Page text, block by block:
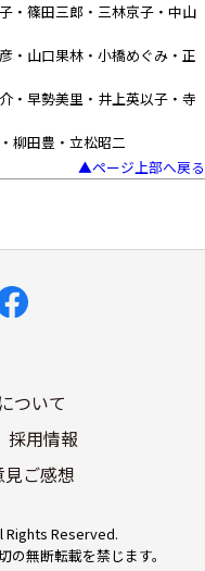
・篠田三郎・三林京子・中山
・山口果林・小橋めぐみ・正
・早勢美里・井上英以子・寺
柳田豊・立松昭二
▲ページ上部へ戻る
ついて
採用情報
ご感想
Rights Reserved.
無断転載を禁じます。